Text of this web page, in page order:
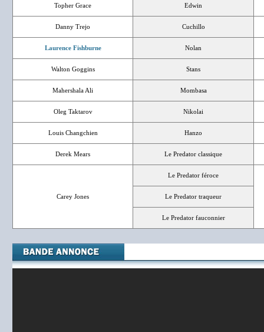
Topher Grace Edwin
Danny Trejo Cuchillo
Laurence Fishburne Nolan
Walton Goggins Stans
Mahershala Ali Mombasa
Oleg Taktarov Nikolai
Louis Changchien Hanzo
Derek Mears Le Predator classique
Carey Jones
Le Predator féroce
Le Predator traqueur
Le Predator fauconnier